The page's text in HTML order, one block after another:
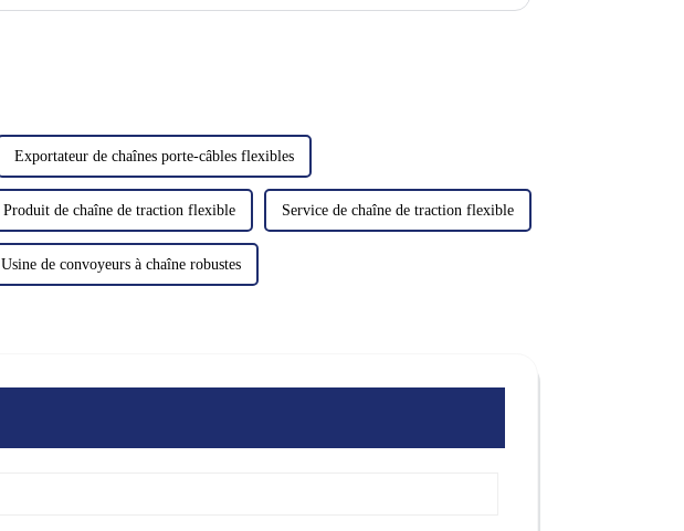
Exportateur de chaînes porte-câbles flexibles
Produit de chaîne de traction flexible Service de chaîne de traction flexible
Usine de convoyeurs à chaîne robustes